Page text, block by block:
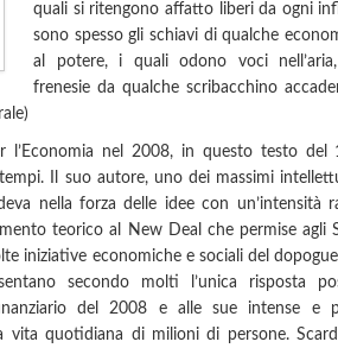
quali si ritengono affatto liberi da ogni
sono spesso gli schiavi di qualche
al potere, i quali odono voci
frenesie da qualche scribacchino
l’Economia nel 2008, in questo testo
Il suo autore, uno dei massimi
nella forza delle idee con un’intensità
teorico al New Deal che permise agli
iniziative economiche e sociali del
secondo molti l’unica risposta
del 2008 e alle sue intense e
vita quotidiana di milioni di persone.